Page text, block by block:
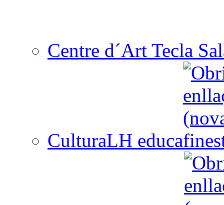
Centre d´Art Tecla
CulturaLH educa